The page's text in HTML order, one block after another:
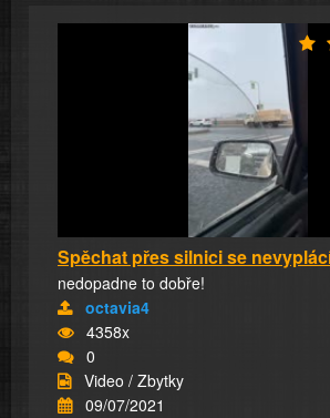
Spěchat přes silnici se
nedopadne to dobře!
octavia4
4358x
0
Video / Zbytky
09/07/2021